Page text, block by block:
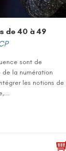
de 40 à 49
sont de
la numération
les notions de